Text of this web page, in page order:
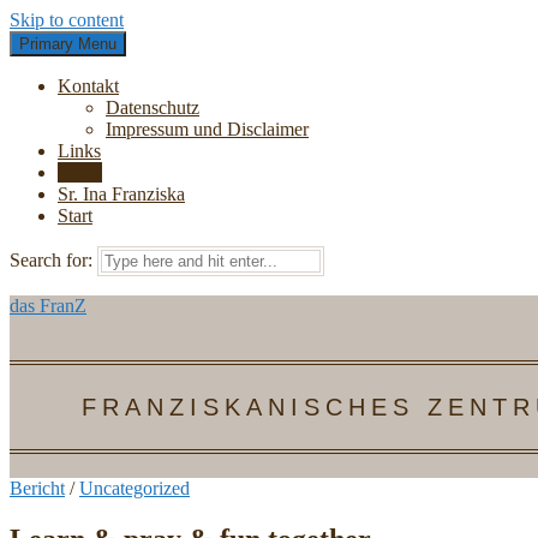
Skip to content
Primary Menu
Kontakt
Datenschutz
Impressum und Disclaimer
Links
Sr. Ina Franziska
Start
Search for:
das FranZ
FRANZISKANISCHES
Bericht /Uncategorized